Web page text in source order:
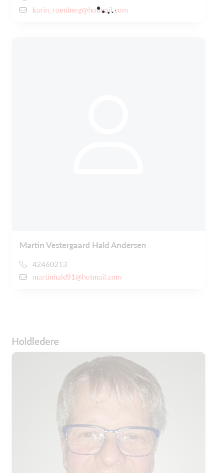
karin_roenberg@hotmail.com
Martin Vestergaard Hald Andersen
42460213
martinhald91@hotmail.com
Holdledere